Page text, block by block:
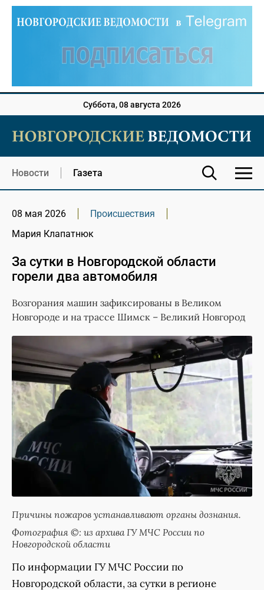
Суббота, 08 августа 2026
Новости Газета
08 мая 2026
Происшествия
Мария Клапатнюк
За сутки в Новгородской области
горели два автомобиля
Возгорания машин зафиксированы в Великом
Новгороде и на трассе Шимск – Великий Новгород
Причины пожаров устанавливают органы дознания.
Фотография ©: из архива ГУ МЧС России по
Новгородской области
По информации ГУ МЧС России по
Новгородской области, за сутки в регионе